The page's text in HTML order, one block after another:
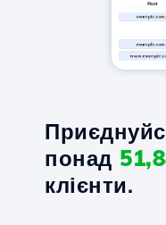
понад
клієнти.